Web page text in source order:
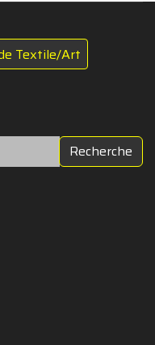
Textile/Art
Recherche